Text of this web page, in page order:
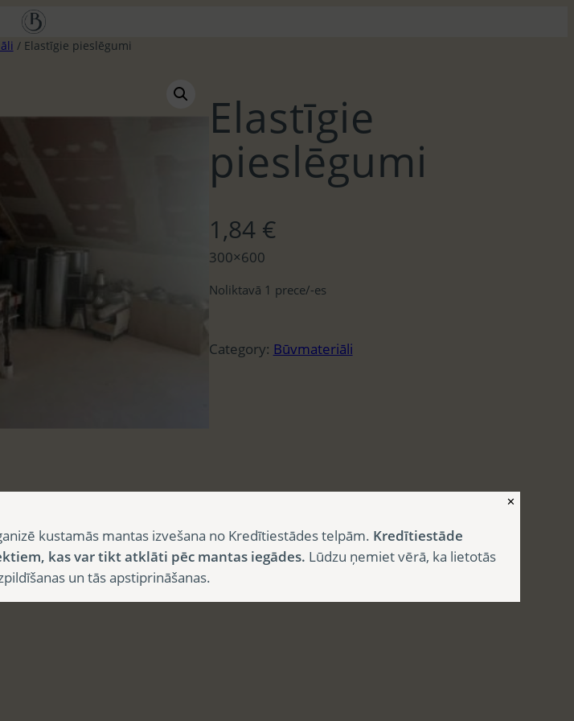
/ Elastīgie pieslēgumi
Elastīgie
pieslēgumi
1,84 €
300×600
Noliktavā 1 prece/-es
Category: Būvmateriāli
✕
kustamās mantas izvešana no Kredītiestādes telpām. Kredītiestāde
kas var tikt atklāti pēc mantas iegādes. Lūdzu ņemiet vērā, ka lietotās
un tās apstiprināšanas.